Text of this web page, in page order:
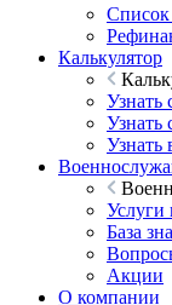
Список
Калькулятор
Узнать
Узнать
Узнать
Услуги
База
Акции
О компании